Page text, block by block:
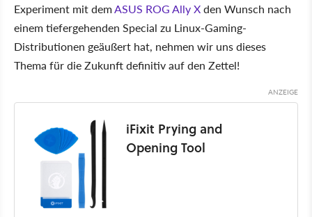
Experiment mit demASUS ROG Ally Xden Wunsch nach
einem tiefergehenden Special zu Linux-Gaming-
Distributionen geäußert hat, nehmen wir uns dieses
Thema für die Zukunft definitiv auf den Zettel!
iFixit Prying and
Opening Tool